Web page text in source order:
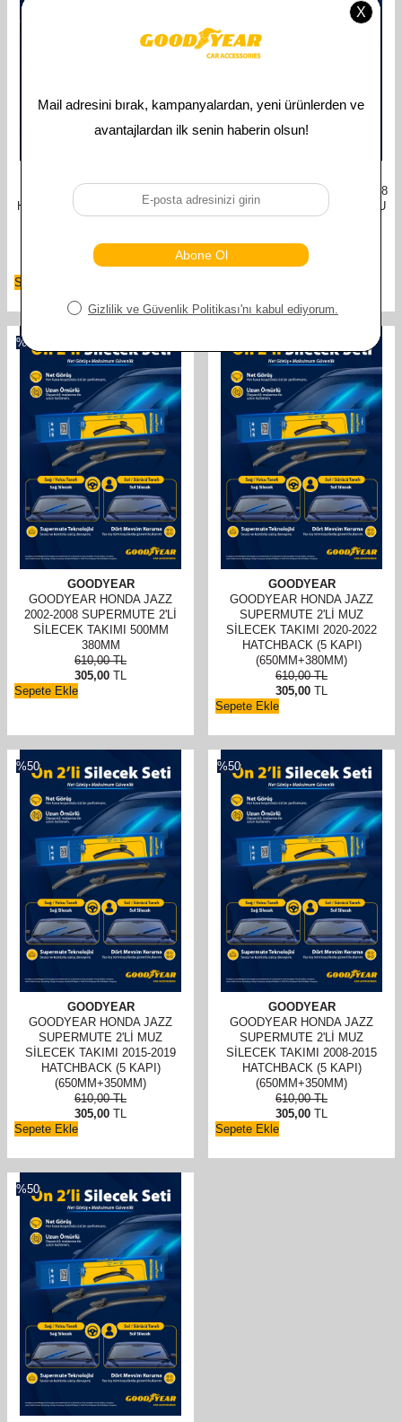
GOODYEAR HONDA JAZZ
HATCHBACK 2002-2008 ARASI
358,00
179,00TL
Sepete Ekle
GOODYEAR HONDA JAZZ 2008
VE SONRASI YILLAR UYUMLU
610,00
305,00
%50
GOODYEAR
GOODYEAR HONDA JAZZ
2002-2008 SUPERMUTE 2'LI
SILECEK TAKIMI 500MM
380MM
610,00TL
305,00 TL
Sepete Ekle
GOODYEAR
GOODYEAR HONDA JAZZ
SUPERMUTE 2'LI MUZ
SILECEK TAKIMI 2020-2022
HATCHBACK (5 KAPI)
(650MM+380MM)
610,00TL
305,00 TL
Sepete Ekle
%50
GOODYEAR
GOODYEAR HONDA JAZZ
SUPERMUTE 2'LI MUZ
SILECEK TAKIMI 2015-2019
HATCHBACK (5 KAPI)
(650MM+350MM)
610,00TL
305,00 TL
Sepete Ekle
%50
GOODYEAR
GOODYEAR HONDA JAZZ
SUPERMUTE 2'LI MUZ
SILECEK TAKIMI 2008-2015
HATCHBACK (5 KAPI)
(650MM+350MM)
610,00TL
305,00 TL
Sepete Ekle
%50